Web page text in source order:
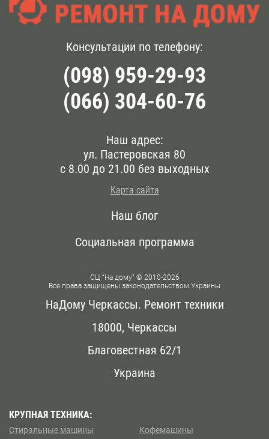
Консультации по телефону:
(098) 959-29-93
(066) 304-60-76
Наш адрес:
ул. Пастеровская 80
с 8.00 до 21.00 без выходных
Карта сайта
Наш блог
Социальная программа
СЦ “На дому” © 2010-2026
Все права защищены законодательством Украины
НаДому Черкассы. Ремонт техники
18000, Черкассы
Благовестная 62/1
Украина
КРУПНАЯ ТЕХНИКА:
Стиральные машины Кофемашины